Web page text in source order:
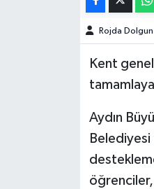
Rojda Dolgun
Kent
Aydın
MAGAZİN
ÖZEL HABER
ŞİRKET HABERLERİ